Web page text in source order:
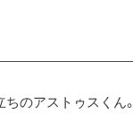
のアストゥスくん。